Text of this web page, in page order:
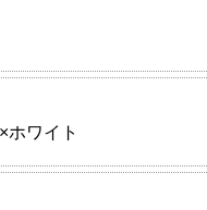
ホワイト